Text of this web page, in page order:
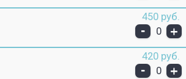
450 руб.
- 0 +
420 руб.
- 0 +